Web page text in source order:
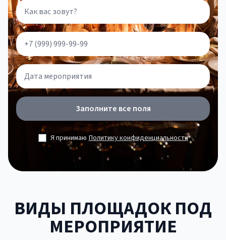
Заполните все поля
Я принимаю Политику конфиденциальности
ВИДЫ ПЛОЩАДОК ПОД
МЕРОПРИЯТИЕ